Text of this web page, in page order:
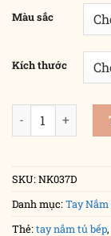
Màu sắc
Kích thước
Tay nắm tủ cổ
SKU:NK037D
Danh mục:Tay Nắm
Thẻ:tay nắm tủ bếp,